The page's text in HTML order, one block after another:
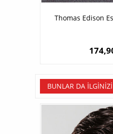
Thomas Edison
BUNLAR DA